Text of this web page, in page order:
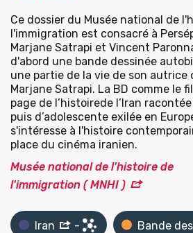
Ce dossier du Musée national de
l'immigration est consacré à
Marjane Satrapi et Vincent
d'abord une bande dessinée
une partie de la vie de son autrice
Marjane Satrapi. La BD comme le
page de l’histoirede l’Iran
puis d’adolescente exilée en
s'intéresse à l'histoire
place du cinéma iranien.
Musée national de l'histoire de
l'immigration ( MNHI )
Iran - Bande